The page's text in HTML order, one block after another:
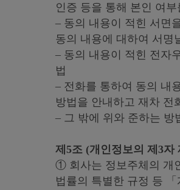
인증 등을 통해 본인 여
– 동의 내용이 적힌 서면
동의 내용에 대하여 서명
– 동의 내용이 적힌 전자
법
– 전화를 통하여 동의 내
방법을 안내하고 재차 전
– 그 밖에 위와 준하는 방
제5조 (개인정보의 제3자
① 회사는 정보주체의 개
법률의 특별한 규정 등